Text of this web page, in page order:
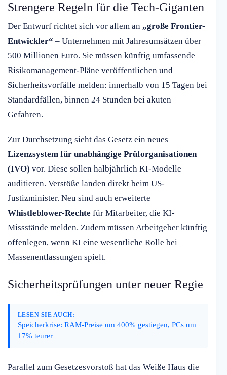
Strengere Regeln für die Tech-Giganten
Der Entwurf richtet sich vor allem an „große Frontier-
Entwickler“ – Unternehmen mit Jahresumsätzen über
500 Millionen Euro. Sie müssen künftig umfassende
Risikomanagement-Pläne veröffentlichen und
Sicherheitsvorfälle melden: innerhalb von 15 Tagen bei
Standardfällen, binnen 24 Stunden bei akuten
Gefahren.
Zur Durchsetzung sieht das Gesetz ein neues
Lizenzsystem für unabhängige Prüforganisationen
(IVO) vor. Diese sollen halbjährlich KI-Modelle
auditieren. Verstöße landen direkt beim US-
Justizminister. Neu sind auch erweiterte
Whistleblower-Rechte für Mitarbeiter, die KI-
Missstände melden. Zudem müssen Arbeitgeber künftig
offenlegen, wenn KI eine wesentliche Rolle bei
Massenentlassungen spielt.
Sicherheitsprüfungen unter neuer Regie
LESEN SIE AUCH:
Speicherkrise: RAM-Preise um 400% gestiegen, PCs um
17% teurer
Parallel zum Gesetzesvorstoß hat das Weiße Haus die